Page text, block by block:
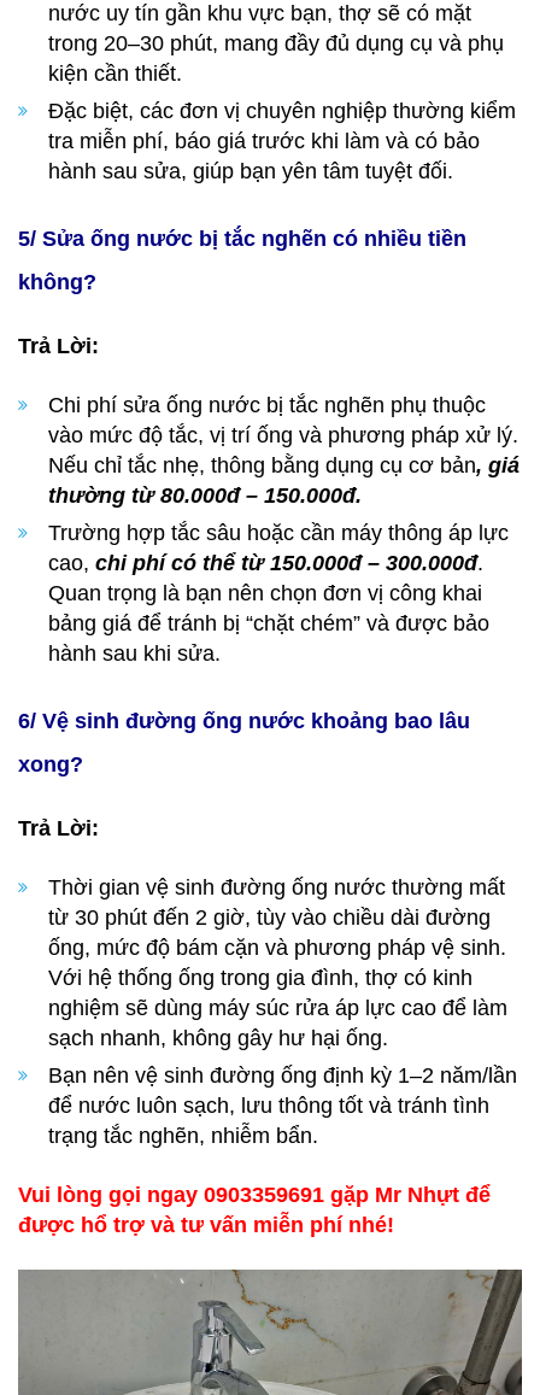
nước uy tín gần khu vực bạn, thợ sẽ có mặt
trong 20–30 phút, mang đầy đủ dụng cụ và phụ
kiện cần thiết.
Đặc biệt, các đơn vị chuyên nghiệp thường kiểm
tra miễn phí, báo giá trước khi làm và có bảo
hành sau sửa, giúp bạn yên tâm tuyệt đối.
5/ Sửa ống nước bị tắc nghẽn có nhiều tiền
không?
Trả Lời:
Chi phí sửa ống nước bị tắc nghẽn phụ thuộc
vào mức độ tắc, vị trí ống và phương pháp xử lý.
Nếu chỉ tắc nhẹ, thông bằng dụng cụ cơ bản, giá
thường từ 80.000đ – 150.000đ.
Trường hợp tắc sâu hoặc cần máy thông áp lực
cao, chi phí có thể từ 150.000đ – 300.000đ.
Quan trọng là bạn nên chọn đơn vị công khai
bảng giá để tránh bị “chặt chém” và được bảo
hành sau khi sửa.
6/ Vệ sinh đường ống nước khoảng bao lâu
xong?
Trả Lời:
Thời gian vệ sinh đường ống nước thường mất
từ 30 phút đến 2 giờ, tùy vào chiều dài đường
ống, mức độ bám cặn và phương pháp vệ sinh.
Với hệ thống ống trong gia đình, thợ có kinh
nghiệm sẽ dùng máy súc rửa áp lực cao để làm
sạch nhanh, không gây hư hại ống.
Bạn nên vệ sinh đường ống định kỳ 1–2 năm/lần
để nước luôn sạch, lưu thông tốt và tránh tình
trạng tắc nghẽn, nhiễm bẩn.
Vui lòng gọi ngay 0903359691 gặp Mr Nhựt để
được hổ trợ và tư vấn miễn phí nhé!